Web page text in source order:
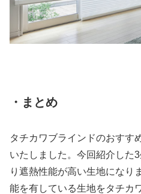
・まとめ
タチカワブラインドのおすす
いたしました。今回紹介した
り遮熱性能が高い生地になり
能を有している生地をタチカ